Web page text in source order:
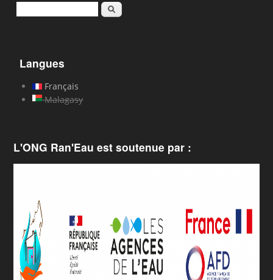
Rechercher
Langues
Français
Malagasy
L'ONG Ran'Eau est soutenue par :